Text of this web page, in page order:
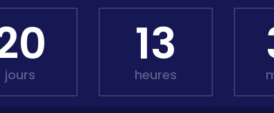
jours
13
heures